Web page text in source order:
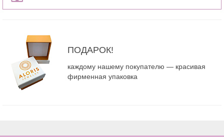
ПОДАРОК!
каждому нашему покупателю — красивая
фирменная упаковка